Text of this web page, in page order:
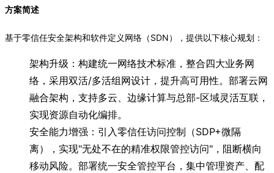
方案简述
基于零信任安全架构和软件定义网络（SDN），提供以下核心规划：
架构升级：构建统一网络技术标准，整合四大业务网
络，采用双活/多活组网设计，提升高可用性。部署云网
融合架构，支持多云、边缘计算与总部-区域灵活互联，
实现资源自动化编排。
安全能力增强：引入零信任访问控制（SDP+微隔
离），实现"无处不在的精准权限管控访问"，阻断横向
移动风险。部署统一安全管控平台，集中管理资产、配